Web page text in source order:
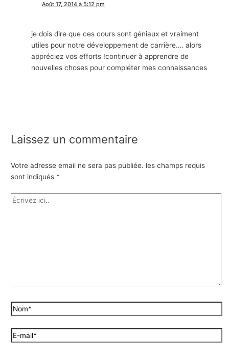
Août 17, 2014 à 5:12 pm
je dois dire que ces cours sont géniaux et vraiment
utiles pour notre développement de carrière…. alors
appréciez vos efforts !continuer à apprendre de
nouvelles choses pour compléter mes connaissances
Laissez un commentaire
Votre adresse email ne sera pas publiée. les champs requis
sont indiqués *